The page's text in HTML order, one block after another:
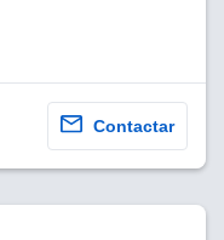
Contactar